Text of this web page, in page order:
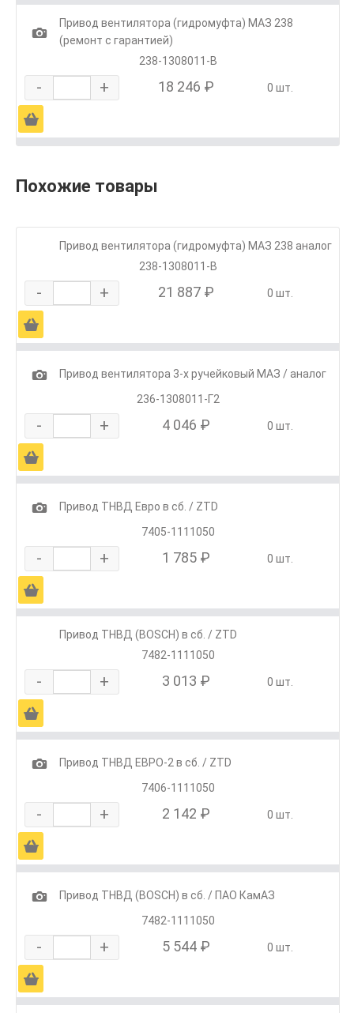
1
Привод вентилятора (гидромуфта) МАЗ 238
(ремонт с гарантией)
238-1308011-В
- + 18 246 ₽ 0 шт.
Ä
Похожие товары
Привод вентилятора (гидромуфта) МАЗ 238 аналог
238-1308011-В
- + 21 887 ₽ 0 шт.
Ä
1
Привод вентилятора 3-х ручейковый МАЗ / аналог
236-1308011-Г2
- + 4 046 ₽ 0 шт.
Ä
1
Привод ТНВД Евро в сб. / ZTD
7405-1111050
- + 1 785 ₽ 0 шт.
Ä
Привод ТНВД (BOSCH) в сб. / ZTD
7482-1111050
- + 3 013 ₽ 0 шт.
Ä
1
Привод ТНВД ЕВРО-2 в сб. / ZTD
7406-1111050
- + 2 142 ₽ 0 шт.
Ä
1
Привод ТНВД (BOSCH) в сб. / ПАО КамАЗ
7482-1111050
- + 5 544 ₽ 0 шт.
Ä